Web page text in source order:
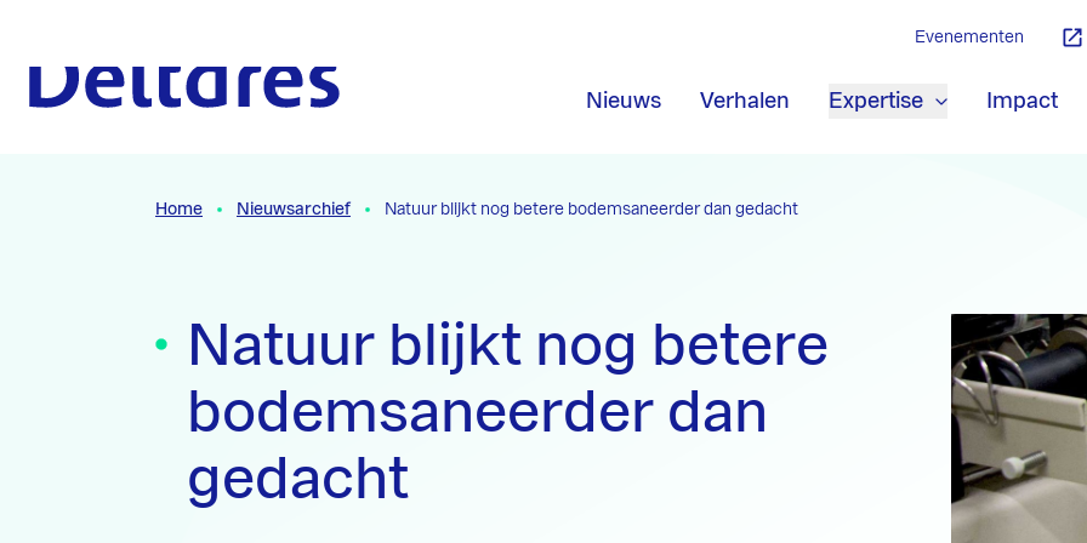
Nieuws Verhalen Expertise Impact
Evenementen
Home Nieuwsarchief Natuur blijkt nog betere bodemsaneerder dan gedacht
Natuur blijkt nog betere
bodemsaneerder dan
gedacht